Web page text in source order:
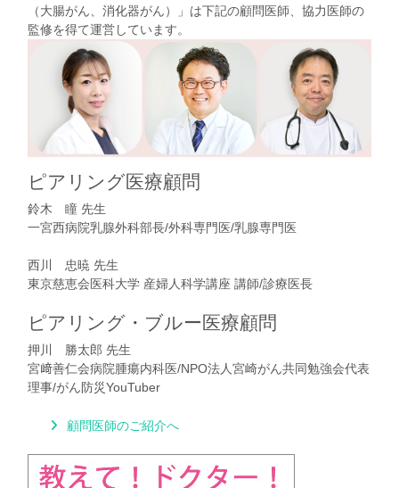
（大腸がん、消化器がん）
」は下記の顧問医師、協力医師の
監修を得て運営しています。
ピアリング医療顧問
鈴木 瞳 先生
一宮西病院乳腺外科部長/外科専門医/乳腺専門医
西川 忠暁 先生
東京慈恵会医科大学 産婦人科学講座 講師/診療医長
ピアリング・ブルー医療顧問
押川 勝太郎 先生
宮﨑善仁会病院腫瘍内科医/NPO法人宮崎がん共同勉強会代表
理事/がん防災YouTuber
顧問医師のご紹介へ